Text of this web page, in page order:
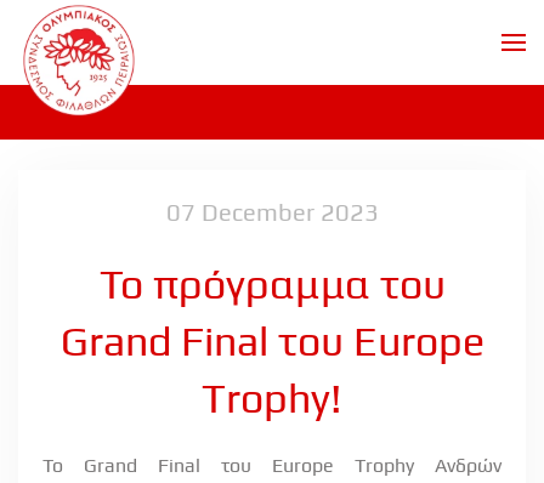
Skip to main content
07 December 2023
Το πρόγραμμα του
Grand Final του Europe
Trophy!
Το Grand Final του Europe Trophy Ανδρών